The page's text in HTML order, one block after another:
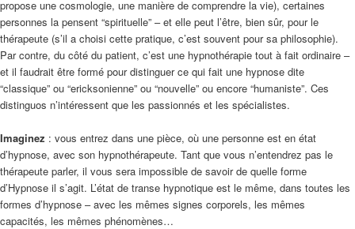
propose une cosmologie, une manière de comprendre la vie), certaines
personnes la pensent “spirituelle” – et elle peut l’être, bien sûr, pour le
thérapeute (s’il a choisi cette pratique, c’est souvent pour sa philosophie).
Par contre, du côté du patient, c’est une hypnothérapie tout à fait ordinaire –
et il faudrait être formé pour distinguer ce qui fait une hypnose dite
“classique” ou “ericksonienne” ou “nouvelle” ou encore “humaniste”. Ces
distinguos n’intéressent que les passionnés et les spécialistes.
Imaginez : vous entrez dans une pièce, où une personne est en état
d’hypnose, avec son hypnothérapeute. Tant que vous n’entendrez pas le
thérapeute parler, il vous sera impossible de savoir de quelle forme
d’Hypnose il s’agit. L’état de transe hypnotique est le même, dans toutes les
formes d’hypnose – avec les mêmes signes corporels, les mêmes
capacités, les mêmes phénomènes…